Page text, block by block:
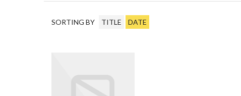
SORTING BY TITLE DATE